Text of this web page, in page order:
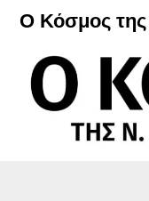
Μετάβαση
περιεχόμενο
Ο Κόσμος της